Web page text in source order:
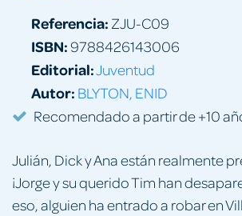
Julián, Dick y Ana están realmente
¡Jorge y su querido Tim han
eso, alguien ha entrado a robar en
Referencia: ZJU-C09
ISBN:9788426143006
Editorial:Juventud
Autor: BLYTON, ENID
Recomendado a partir de +10